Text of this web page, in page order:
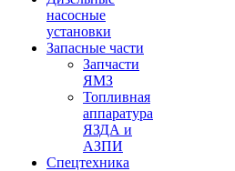
насосные
установки
Запасные части
Запчасти
ЯМЗ
Топливная
аппаратура
ЯЗДА и
АЗПИ
Спецтехника